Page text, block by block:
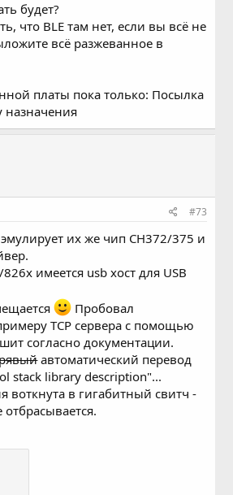
будет?
что BLE там нет, если вы всё не
всё разжеванное в
платы пока только: Посылка
назначения
#73
их же чип CH372/375 и
имеется usb хост для USB
Пробовал
TCP сервера с помощью
согласно документации.
автоматический перевод
stack library description"...
воткнута в гигабитный свитч -